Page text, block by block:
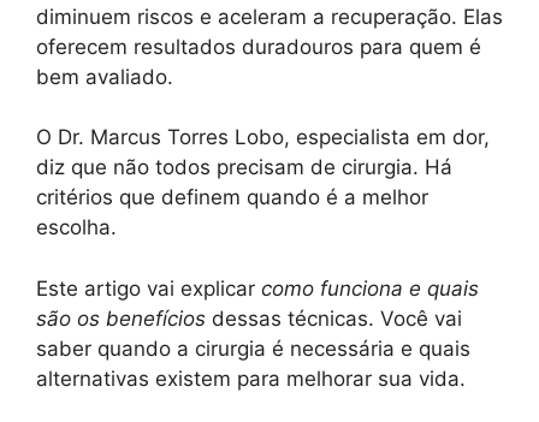
diminuem riscos e aceleram a recuperação. Elas
oferecem resultados duradouros para quem é
bem avaliado.
O Dr. Marcus Torres Lobo, especialista em dor,
diz que não todos precisam de cirurgia. Há
critérios que definem quando é a melhor
escolha.
Este artigo vai explicar como funciona e quais
são os benefícios dessas técnicas. Você vai
saber quando a cirurgia é necessária e quais
alternativas existem para melhorar sua vida.